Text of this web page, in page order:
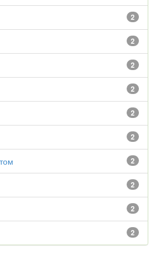
2
2
2
2
2
2
2
2
2
2